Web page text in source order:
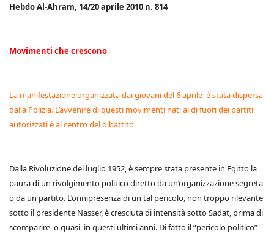
Hebdo Al-Ahram, 14/20 aprile 2010 n. 814
Movimenti che crescono
La manifestazione organizzata dai giovani del 6 aprile è stata dispersa
dalla Polizia. L’avvenire di questi movimenti nati al di fuori dei partiti
autorizzati è al centro del dibattito
Dalla Rivoluzione del luglio 1952, è sempre stata presente in Egitto la
paura di un rivolgimento politico diretto da un’organizzazione segreta
o da un partito. L’onnipresenza di un tal pericolo, non troppo rilevante
sotto il presidente Nasser, è cresciuta di intensità sotto Sadat, prima di
scomparire, o quasi, in questi ultimi anni. Di fatto il “pericolo politico”